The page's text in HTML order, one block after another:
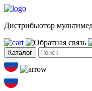
Дистрибьютор
Каталог